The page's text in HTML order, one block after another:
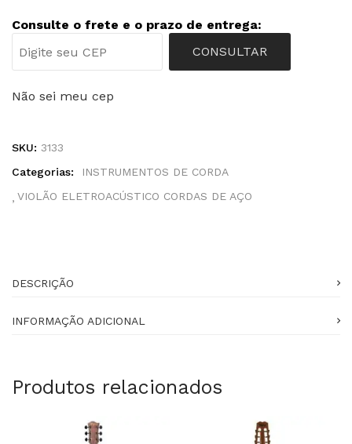
Consulte o frete e o prazo de entrega:
CONSULTAR
Não sei meu cep
SKU: 3133
Categorias:
INSTRUMENTOS DE CORDA
VIOLÃO ELETROACÚSTICO CORDAS DE AÇO
DESCRIÇÃO
INFORMAÇÃO ADICIONAL
Produtos relacionados